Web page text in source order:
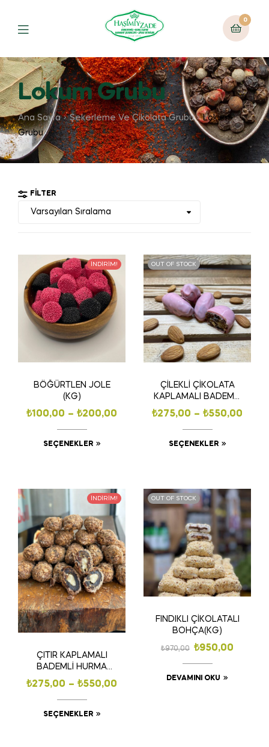
0
Lokum Grubu
Ana Sayfa Şekerleme Ve Çikolata Grubu
Lokum
Grubu
FILTER
İNDIRIM!
BÖĞÜRTLEN JOLE
(KG)
₺100,00 – ₺200,00
SEÇENEKLER
OUT OF STOCK
ÇİLEKLİ ÇİKOLATA
KAPLAMALI BADEMLİ
HURMA (KG)
₺275,00 – ₺550,00
SEÇENEKLER
İNDIRIM!
ÇITIR KAPLAMALI
BADEMLİ HURMA
(KG)
₺275,00 – ₺550,00
SEÇENEKLER
OUT OF STOCK
FINDIKLI ÇİKOLATALI
BOHÇA(KG)
₺970,00 ₺950,00
DEVAMINI OKU